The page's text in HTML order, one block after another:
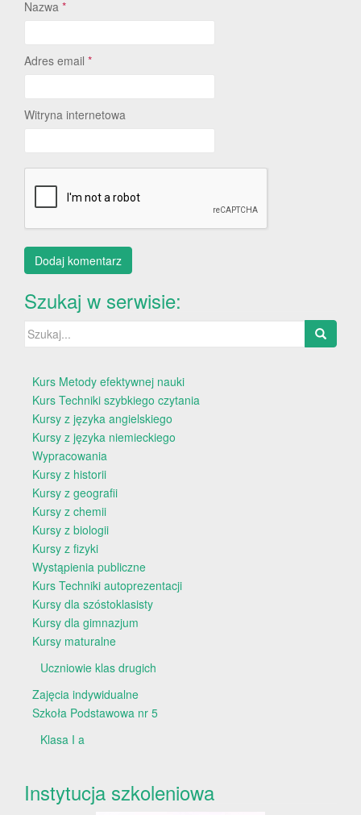
Nazwa *
Adres email *
Witryna internetowa
Szukaj w serwisie:
Szukaj:
Kurs Metody efektywnej nauki
Kurs Techniki szybkiego czytania
Kursy z języka angielskiego
Kursy z języka niemieckiego
Wypracowania
Kursy z historii
Kursy z geografii
Kursy z chemii
Kursy z biologii
Kursy z fizyki
Wystąpienia publiczne
Kurs Techniki autoprezentacji
Kursy dla szóstoklasisty
Kursy dla gimnazjum
Kursy maturalne
Uczniowie klas drugich
Zajęcia indywidualne
Szkoła Podstawowa nr 5
Klasa I a
Instytucja szkoleniowa